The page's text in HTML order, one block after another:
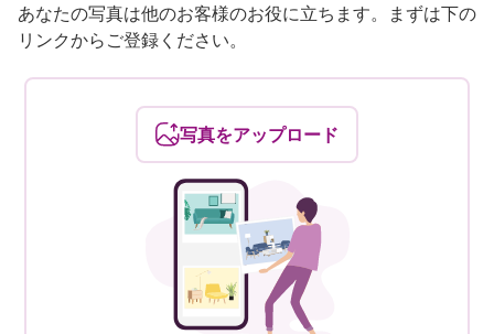
あなたの写真は他のお客様のお役に立ちます。まずは下の
リンクからご登録ください。
写真をアップロード